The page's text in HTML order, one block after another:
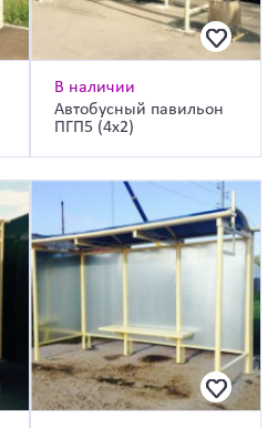
В наличии
Автобусный павильон
ПГП5 (4х2)